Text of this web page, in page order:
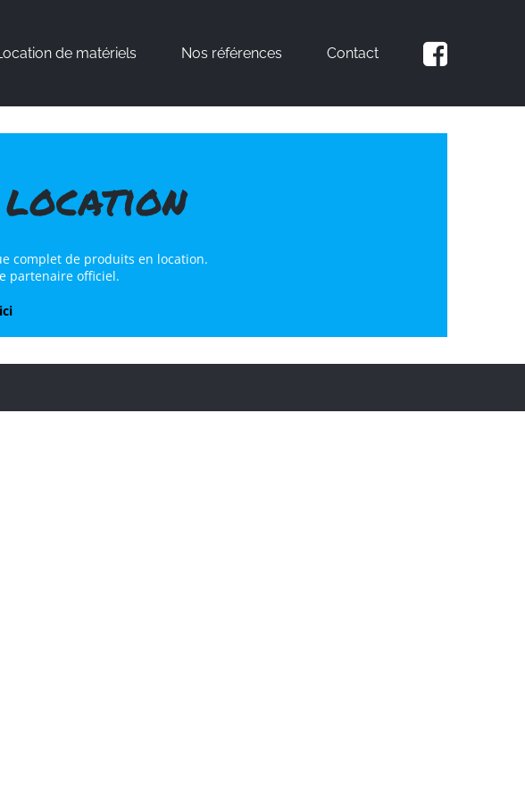
de matériels Nos références Contact
location
complet de produits en location.
partenaire officiel.